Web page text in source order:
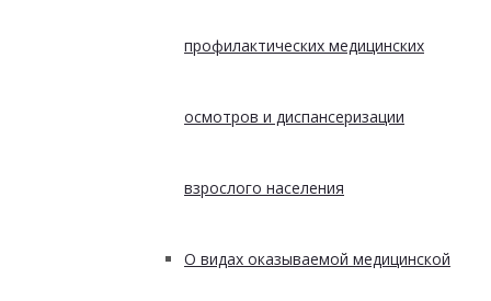
профилактических медицинских
осмотров и диспансеризации
взрослого населения
О видах оказываемой медицинской